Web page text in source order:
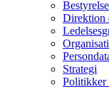
Bestyrelse
Direktion
Strategi
Politikker